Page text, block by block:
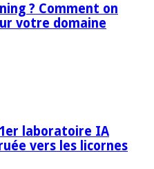
? Comment on
votre domaine
laboratoire IA
vers les licornes